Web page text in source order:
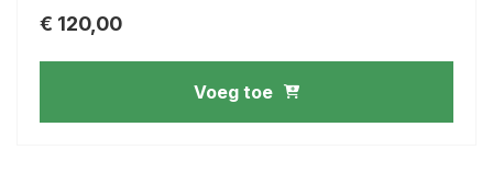
€ 120,00
Voeg toe